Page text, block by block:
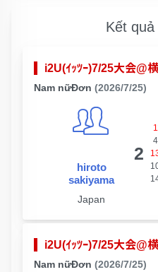
Kết
i2U(ｲｯﾂｰ)7/25大会@
Nam nữĐơn (2026/7/25)
hiroto
sakiyama
Japan
2
4
i2U(ｲｯﾂｰ)7/25大会@
Nam nữĐơn (2026/7/25)